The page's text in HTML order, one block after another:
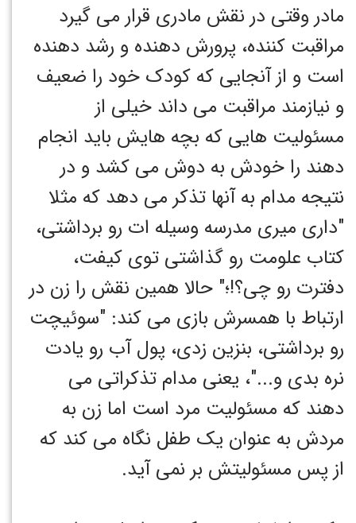
مادر وقتی در نقش مادری قرار می گیرد
مراقبت کننده، پرورش دهنده و رشد دهنده
است و از آنجایی که کودک خود را ضعیف
و نیازمند مراقبت می داند خیلی از
مسئولیت هایی که بچه هایش باید انجام
دهند را خودش به دوش می کشد و در
نتیجه مدام به آنها تذکر می دهد که مثلا
"داری میری مدرسه وسیله ات رو برداشتی،
کتاب علومت رو گذاشتی توی کیفت،
دفترت رو چی؟!؛" حالا همین نقش را زن در
ارتباط با همسرش بازی می کند: "سوئیچت
رو برداشتی، بنزین زدی، پول آب رو یادت
نره بدی و..."، یعنی مدام تذکراتی می
دهند که مسئولیت مرد است اما زن به
مردش به عنوان یک طفل نگاه می کند که
از پس مسئولیتش بر نمی آید.